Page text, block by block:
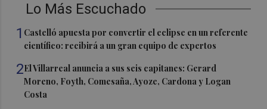
Lo Más Escuchado
1 Castelló apuesta por convertir el eclipse en un referente
científico: recibirá a un gran equipo de expertos
2El Villarreal anuncia a sus seis capitanes: Gerard
Moreno, Foyth, Comesaña, Ayoze, Cardona y Logan
Costa